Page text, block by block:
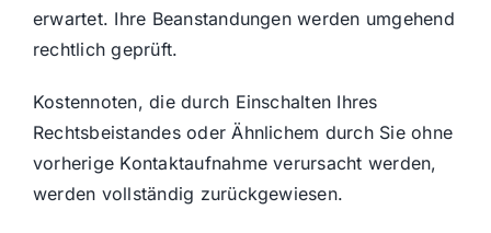
erwartet. Ihre Beanstandungen werden umgehend
rechtlich geprüft.
Kostennoten, die durch Einschalten Ihres
Rechtsbeistandes oder Ähnlichem durch Sie ohne
vorherige Kontaktaufnahme verursacht werden,
werden vollständig zurückgewiesen.